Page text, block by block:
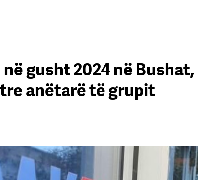
gusht 2024 në Bushat,
anëtarë të grupit
drejt Rrugës së Elbasanit!
“Shqipëria meriton revolucion”,
thirrjet që shoqërojnë tubimin:
Poshtë patronazhistët!